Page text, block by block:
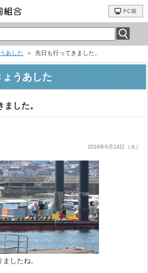
あした ＞ 先日も行ってきました。
うあした
した。
2016年6月14日（火）
したね。